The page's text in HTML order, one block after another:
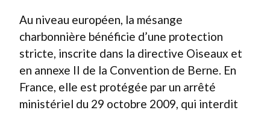
Au niveau européen, la mésange
charbonnière bénéficie d’une protection
stricte, inscrite dans la directive Oiseaux et
en annexe II de la Convention de Berne. En
France, elle est protégée par un arrêté
ministériel du 29 octobre 2009, qui interdit